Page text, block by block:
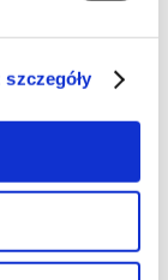
szczegóły